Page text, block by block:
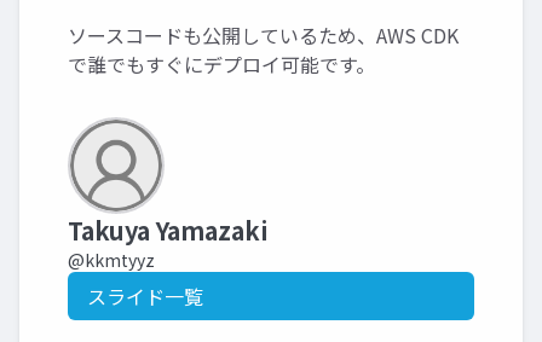
ソースコードも公開しているため、AWS CDK
で誰でもすぐにデプロイ可能です。
Takuya Yamazaki
@kkmtyyz
スライド一覧